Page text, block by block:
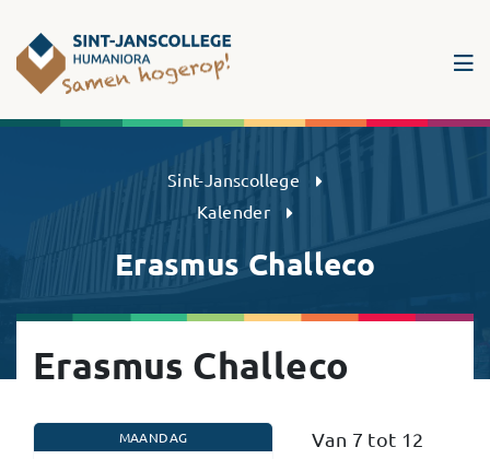
Sint-Janscollege Humaniora
Sint-Janscollege
Kalender
Erasmus Challeco
Erasmus Challeco
MAANDAG
Van 7 tot 12